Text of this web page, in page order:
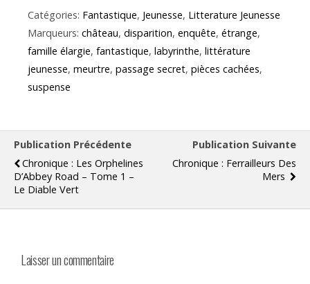
Catégories: Fantastique, Jeunesse, Litterature Jeunesse
Marqueurs: château, disparition, enquête, étrange,
famille élargie, fantastique, labyrinthe, littérature
jeunesse, meurtre, passage secret, pièces cachées,
suspense
Publication Précédente
Chronique : Les Orphelines
D’Abbey Road – Tome 1 –
Le Diable Vert
Publication Suivante
Chronique : Ferrailleurs Des
Mers
Laisser un commentaire